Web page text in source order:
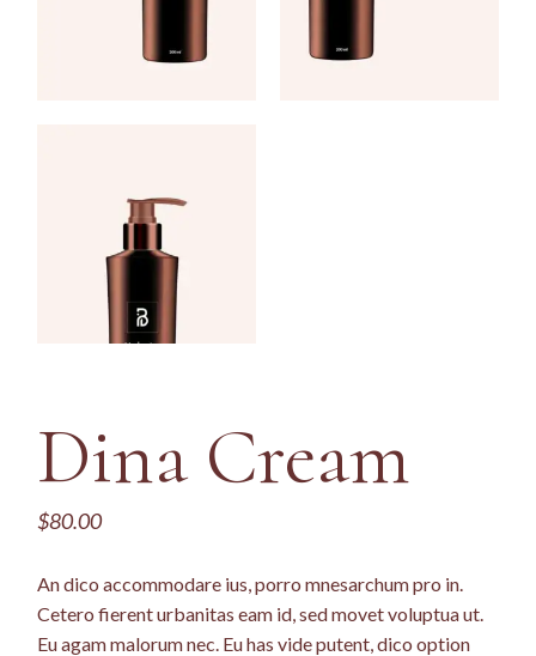
Dina Cream
$80.00
An dico accommodare ius, porro mnesarchum pro in.
Cetero fierent urbanitas eam id, sed movet voluptua ut.
Eu agam malorum nec. Eu has vide putent, dico option